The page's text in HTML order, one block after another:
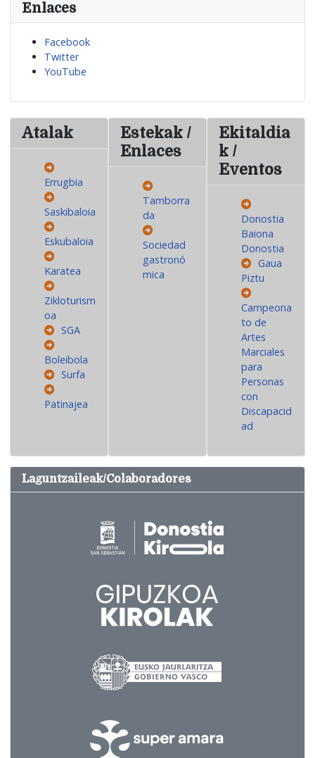
Enlaces
Facebook
Twitter
YouTube
Atalak
Errugbia
Saskibaloia
Eskubaloia
Karatea
Zikloturism
oa
SGA
Boleibola
Surfa
Patinajea
Estekak /
Enlaces
Tamborra
da
Sociedad
gastronó
mica
Ekitaldia
k /
Eventos
Donostia
Baiona
Donostia
Gaua
Piztu
Campeona
to de
Artes
Marciales
para
Personas
con
Discapacid
ad
Laguntzaileak/Colaboradores